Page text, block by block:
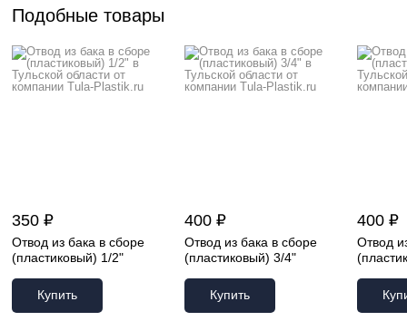
Подобные товары
350 ₽
Отвод из бака в сборе
(пластиковый) 1/2"
Купить
400 ₽
Отвод из бака в сборе
(пластиковый) 3/4"
Купить
400 ₽
Отвод